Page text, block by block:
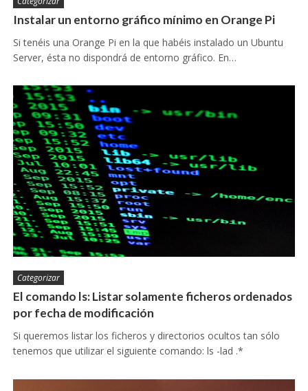
Instalar un entorno gráfico mínimo en Orange Pi
Si tenéis una Orange Pi en la que habéis instalado un Ubuntu
Server, ésta no dispondrá de entorno gráfico. En…
Categorizar
El comando ls: Listar solamente ficheros ordenados
por fecha de modificación
Si queremos listar los ficheros y directorios ocultos tan sólo
tenemos que utilizar el siguiente comando: ls -lad .*